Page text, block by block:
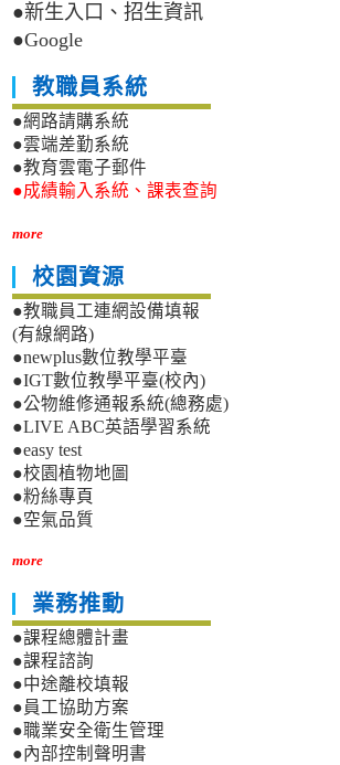
●新生入口、招生資訊
●Google
教職員系統
●網路請購系統
●雲端差勤系統
●教育雲電子郵件
●成績輸入系統、課表查詢
more
校園資源
●教職員工連網設備填報
(有線網路)
●newplus數位教學平臺
●IGT數位教學平臺(校內)
●公物維修通報系統(總務處)
●LIVE ABC英語學習系統
●easy test
●校園植物地圖
●粉絲專頁
●空氣品質
more
業務推動
●課程總體計畫
●課程諮詢
●中途離校填報
●員工協助方案
●職業安全衛生管理
●內部控制聲明書